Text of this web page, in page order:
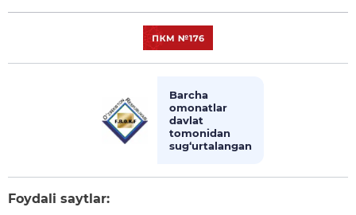
Barcha
omonatlar
davlat
tomonidan
sug‘urtalangan
Foydali saytlar: